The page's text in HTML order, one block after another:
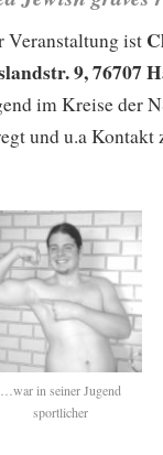
Veranstaltung ist
9, 76707
im Kreise der
und u.a
…war in seiner Jugend
sportlicher